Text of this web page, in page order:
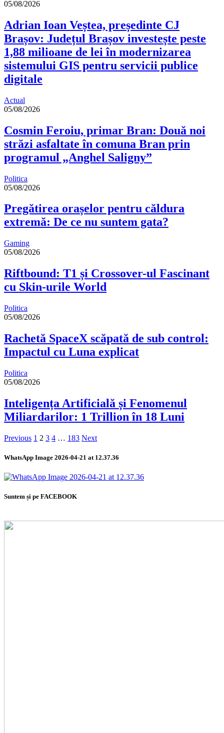
05/08/2026
Adrian Ioan Veștea, președinte CJ
Brașov: Județul Brașov investește peste
1,88 milioane de lei în modernizarea
sistemului GIS pentru servicii publice
digitale
Actual
05/08/2026
Cosmin Feroiu, primar Bran: Două noi
străzi asfaltate în comuna Bran prin
programul „Anghel Saligny”
Politica
05/08/2026
Pregătirea orașelor pentru căldura
extremă: De ce nu suntem gata?
Gaming
05/08/2026
Riftbound: T1 și Crossover-ul Fascinant
cu Skin-urile World
Politica
05/08/2026
Rachetă SpaceX scăpată de sub control:
Impactul cu Luna explicat
Politica
05/08/2026
Inteligența Artificială și Fenomenul
Miliardarilor: 1 Trillion în 18 Luni
Previous 1 2 3 4 … 183 Next
WhatsApp Image 2026-04-21 at 12.37.36
Suntem și pe FACEBOOK